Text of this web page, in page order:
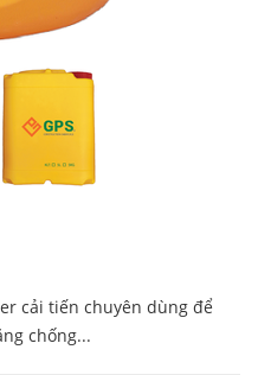
cải tiến chuyên dùng để
chống...